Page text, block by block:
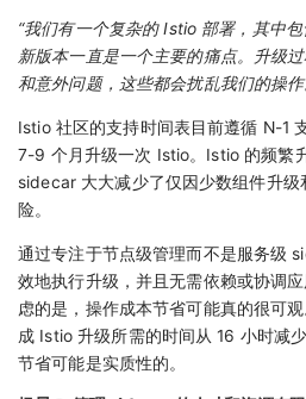
“我们有一个复杂的 Istio 部署，其中
新版本一直是一个主要的痛点。升级
和意外问题，这些都会扰乱我们的操作
Istio 社区的支持时间表目前遵循 N-1
7-9 个月升级一次 Istio。Istio 的频繁
sidecar 大大减少了仅因少数组件升级
险。
通过专注于节点级管理而不是服务级
效地执行升级，并且无需依赖或协调
虑的是，操作成本节省可能真的很可
成 Istio 升级所需的时间从 16 小时减
节省可能是实质性的。